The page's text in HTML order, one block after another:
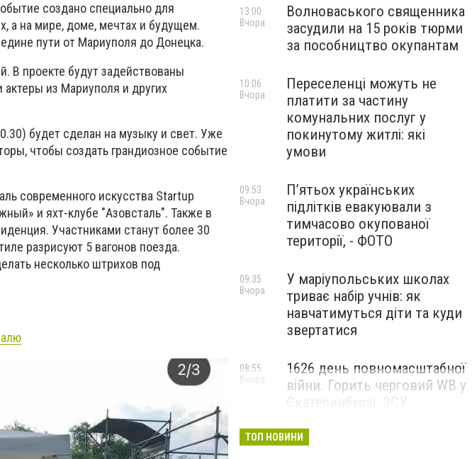
создано специально для
а на мире, доме, мечтах и ​​будущем.
пути от Мариуполя до Донецка.
В проекте будут задействованы
актеры из Мариуполя и других
будет сделан на музыку и свет. Уже
чтобы создать грандиозное событие
современного искусства Startup
и яхт-клубе "Азовсталь". Также в
Участниками станут более 30
разрисуют 5 вагонов поезда.
несколько штрихов под
Волноваського священника
засудили на 15 років тюрми
за пособництво окупантам
13:00
Вчора
Переселенці можуть не
платити за частину
комунальних послуг у
покинутому житлі: які
умови
10:06
Вчора
П’ятьох українських
підлітків евакуювали з
тимчасово окупованої
території, - ФОТО
09:53
Вчора
У маріупольських школах
триває набір учнів: як
навчатимуться діти та куди
звертатися
09:35
Вчора
1626 день повномасштабної
війни. Горить черговий WB у
Єкатеринбурзі. ЗСУ
Маріуполі
08:55
Вчора
ТОП НОВИНИ